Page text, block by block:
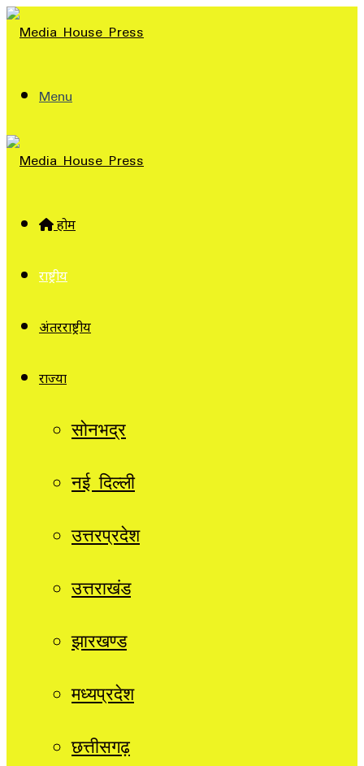
Menu
होम
राष्ट्रीय
अंतरराष्ट्रीय
राज्यों
सोनभद्र
नई दिल्ली
उत्तरप्रदेश
उत्तराखंड
झारखण्ड
मध्यप्रदेश
छत्तीसगढ़